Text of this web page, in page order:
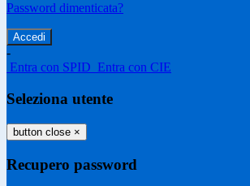
Password dimenticata?
-
Entra con SPID Entra con CIE
Seleziona utente
button close ×
Recupero password